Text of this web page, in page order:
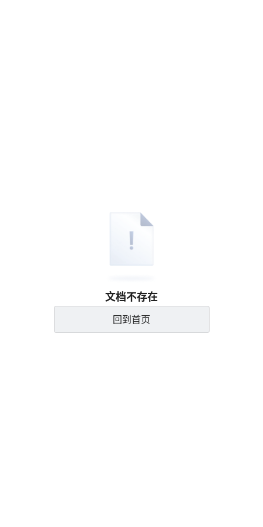
文档不存在
回到首页